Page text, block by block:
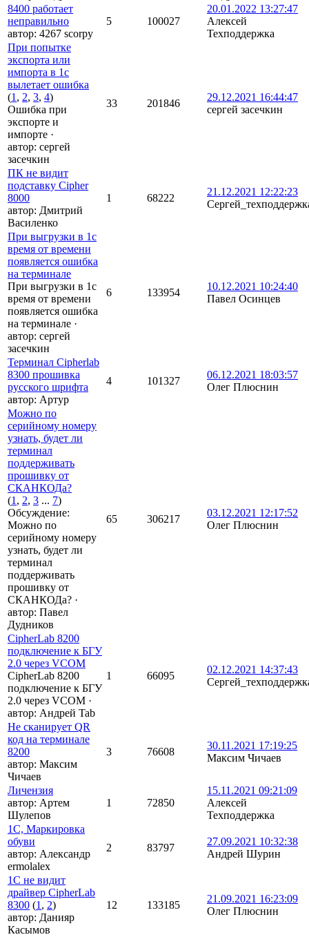
8400 работает
неправильно
автор: 4267 scorpy
5 100027
20.01.2022 13:27:47
Алексей
Техподдержка
При попытке
экспорта или
импорта в 1с
вылетает ошибка
(1 , 2, 3, 4)
Ошибка при
экспорте и
импорте ·
автор: сергей
засечкин
33 201846
29.12.2021 16:44:47
сергей засечкин
ПК не видит
подставку Cipher
8000
автор: Дмитрий
Василенко
1 68222
21.12.2021 12:22:23
При выгрузки в 1с
время от времени
появляется ошибка
на терминале
При выгрузки в 1с
время от времени
появляется ошибка
на терминале ·
автор: сергей
засечкин
6 133954
10.12.2021 10:24:40
Павел Осинцев
Терминал Cipherlab
8300 прошивка
русского шрифта
автор: Артур
4 101327
06.12.2021 18:03:57
Олег Плюснин
Можно по
серийному номеру
узнать, будет ли
терминал
поддерживать
прошивку от
СКАНКОДа?
(1 , 2, 3 ... 7)
Обсуждение:
Можно по
серийному номеру
узнать, будет ли
терминал
поддерживать
прошивку от
СКАНКОДа? ·
автор: Павел
Дудников
65 306217
03.12.2021 12:17:52
Олег Плюснин
CipherLab 8200
подключение к БГУ
2.0 через VCOM
CipherLab 8200
подключение к БГУ
2.0 через VCOM ·
автор: Андрей Tab
1 66095
02.12.2021 14:37:43
Не сканирует QR
код на терминале
8200
автор: Максим
Чичаев
3 76608
30.11.2021 17:19:25
Максим Чичаев
Личензия
автор: Артем
Шулепов
1 72850
15.11.2021 09:21:09
Алексей
Техподдержка
1С, Маркировка
обуви
автор: Александр
ermolalex
2 83797
27.09.2021 10:32:38
Андрей Шурин
1С не видит
драйвер CipherLab
8300 (1 , 2)
автор: Данияр
Касымов
12 133185
21.09.2021 16:23:09
Олег Плюснин